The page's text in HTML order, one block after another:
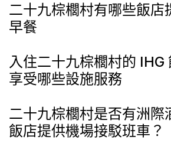
二十九棕櫚村有哪些飯店
早餐
入住二十九棕櫚村的 IHG
享受哪些設施服務
二十九棕櫚村是否有洲際
飯店提供機場接駁班車？